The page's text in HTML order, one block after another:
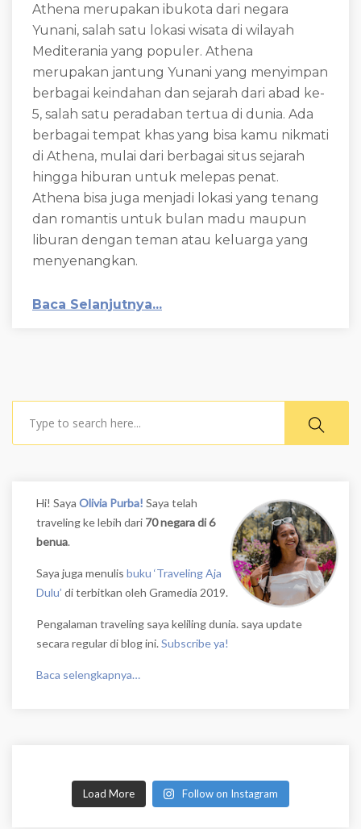
Athena merupakan ibukota dari negara
Yunani, salah satu lokasi wisata di wilayah
Mediterania yang populer. Athena
merupakan jantung Yunani yang menyimpan
berbagai keindahan dan sejarah dari abad ke-
5, salah satu peradaban tertua di dunia. Ada
berbagai tempat khas yang bisa kamu nikmati
di Athena, mulai dari berbagai situs sejarah
hingga hiburan untuk melepas penat.
Athena bisa juga menjadi lokasi yang tenang
dan romantis untuk bulan madu maupun
liburan dengan teman atau keluarga yang
menyenangkan.
Baca Selanjutnya...
Hi! Saya Olivia Purba! Saya telah
traveling ke lebih dari 70 negara di 6
benua.
Saya juga menulis buku ‘Traveling Aja
Dulu’ di terbitkan oleh Gramedia 2019.
Pengalaman traveling saya keliling dunia. saya update
secara regular di blog ini. Subscribe ya!
Baca selengkapnya…
Load More Follow on Instagram